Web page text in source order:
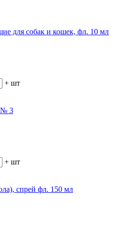
для собак и кошек, фл. 10 мл
+ шт
№ 3
+ шт
спрей фл. 150 мл